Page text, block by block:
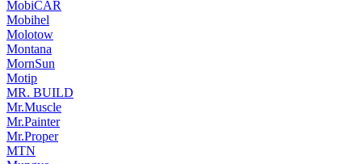
MobiCAR
Mobihel
Molotow
Montana
MornSun
Motip
MR. BUILD
Mr.Muscle
Mr.Painter
Mr.Proper
MTN